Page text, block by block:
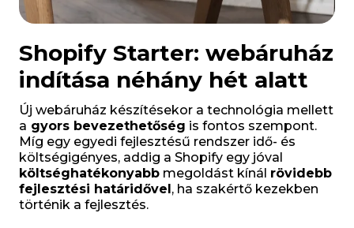
Shopify Starter: webáruház
indítása néhány hét alatt
Új webáruház készítésekor a technológia mellett
a gyors bevezethetőség is fontos szempont.
Míg egy egyedi fejlesztésű rendszer idő- és
költségigényes, addig a Shopify egy jóval
költséghatékonyabb megoldást kínál rövidebb
fejlesztési határidővel , ha szakértő kezekben
történik a fejlesztés.